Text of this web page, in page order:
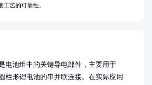
电池组中的关键导电部件，主要用于
柱形锂电池的串并联连接。在实际应用
工艺的可靠性。